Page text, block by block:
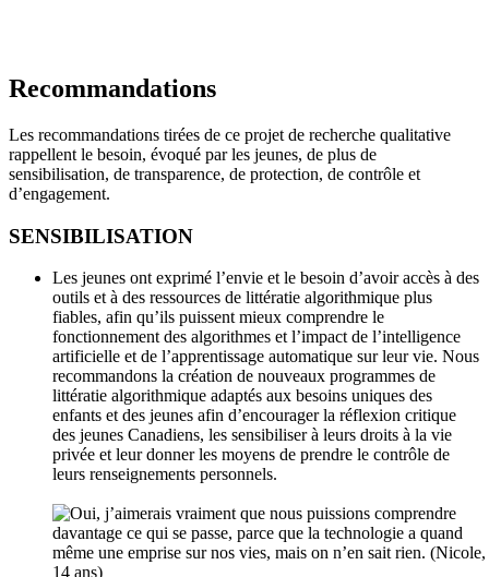
Recommandations
Les recommandations tirées de ce projet de recherche qualitative
rappellent le besoin, évoqué par les jeunes, de plus de
sensibilisation, de transparence, de protection, de contrôle et
d’engagement.
SENSIBILISATION
Les jeunes ont exprimé l’envie et le besoin d’avoir accès à des
outils et à des ressources de littératie algorithmique plus
fiables, afin qu’ils puissent mieux comprendre le
fonctionnement des algorithmes et l’impact de l’intelligence
artificielle et de l’apprentissage automatique sur leur vie. Nous
recommandons la création de nouveaux programmes de
littératie algorithmique adaptés aux besoins uniques des
enfants et des jeunes afin d’encourager la réflexion critique
des jeunes Canadiens, les sensibiliser à leurs droits à la vie
privée et leur donner les moyens de prendre le contrôle de
leurs renseignements personnels.